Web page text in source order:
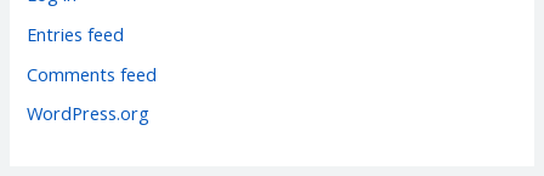
iEntries feed
Comments feed
WordPress.org